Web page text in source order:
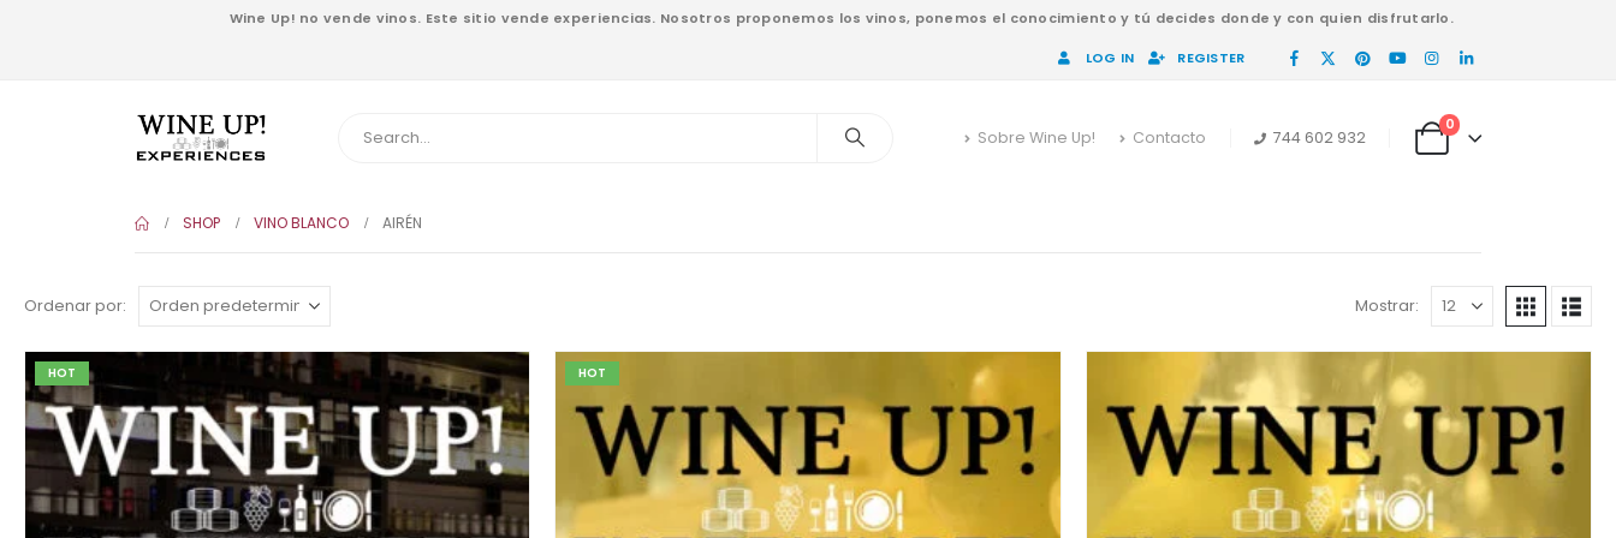
Wine Up! no vende vinos. Este sitio vende experiencias. Nosotros proponemos los vinos, ponemos el conocimiento y tú decides donde y con quien disfrutarlo.
LOG IN REGISTER
Sobre Wine Up! Contacto 744 602 932
0
SHOP VINO BLANCO AIRÉN
Ordenar por: Mostrar:
HOT HOT